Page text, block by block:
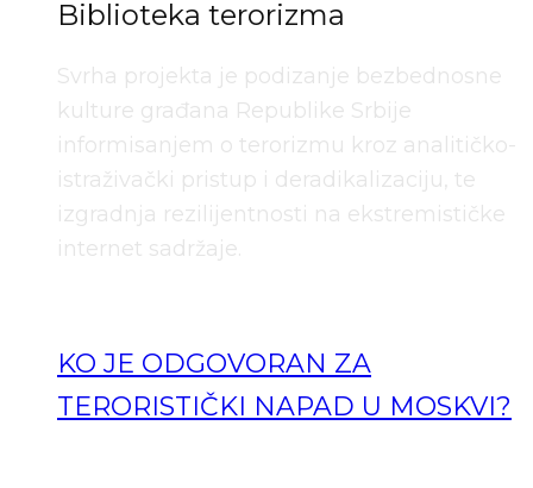
Biblioteka terorizma
Svrha projekta je podizanje bezbednosne
kulture građana Republike Srbije
informisanjem o terorizmu kroz analitičko-
istraživački pristup i deradikalizaciju, te
izgradnja rezilijentnosti na ekstremističke
internet sadržaje.
KO JE ODGOVORAN ZA
TERORISTIČKI NAPAD U MOSKVI?